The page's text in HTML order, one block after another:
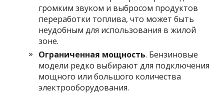
громким звуком и выбросом продуктов
переработки топлива, что может быть
неудобным для использования в жилой
зоне.
Ограниченная мощность. Бензиновые
модели редко выбирают для подключения
мощного или большого количества
электрооборудования.